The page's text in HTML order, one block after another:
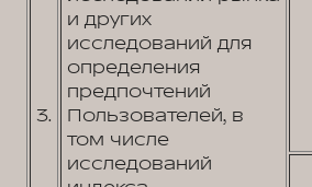
3.
и других
исследований для
определения
предпочтений
Пользователей, в
том числе
исследований